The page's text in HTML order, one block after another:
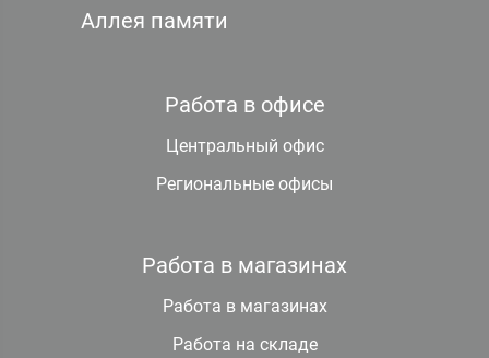
Аллея памяти
Работа в офисе
Центральный офис
Региональные офисы
Работа в магазинах
Работа в магазинах
Работа на складе